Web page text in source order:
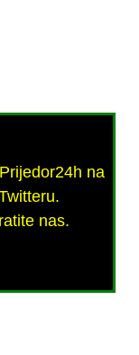
na
nas.